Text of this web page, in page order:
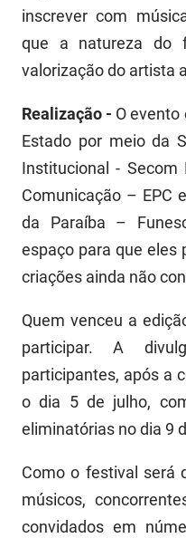
Polícia Militar
Polícia Civil
SUDEMA
SUPLAN
inscrever com
que a natureza do
valorização do artista
Realização - O evento
Estado por meio da
Institucional - Secom
Comunicação – EPC
da Paraíba –
espaço para que eles
criações ainda não
Quem venceu a
participar. A
participantes, após a
o dia 5 de julho,
eliminatórias no dia 9
Como o festival será
músicos,
convidados em